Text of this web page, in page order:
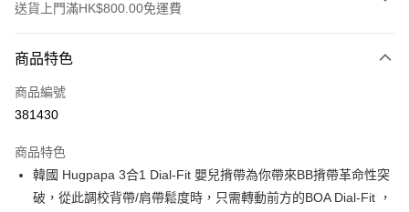
送貨上門滿HK$800.00免運費
信用卡
Apple Pay
AlipayHK
PayMe
商品特色
商品編號
381430
商品特色
韓國 Hugpapa 3合1 Dial-Fit 嬰兒揹帶為你帶來BB揹帶革命性突
破，從此調校背帶/肩帶鬆度時，只需轉動前方的BOA Dial-Fit ，